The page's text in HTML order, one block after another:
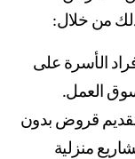
من خلال:
تساعد أفراد الأسرة على
العمل.
من خلال تقديم قروض بدون
فوائد أو مساعدات مالية لإنشاء مشاريع منزلية